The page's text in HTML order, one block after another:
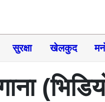
सुरक्षा खेलकुद